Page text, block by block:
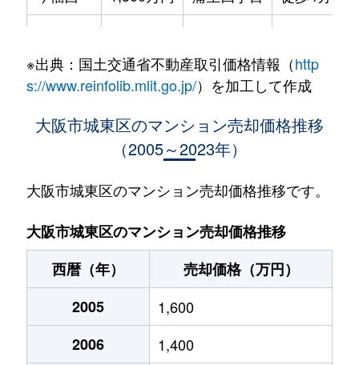
今福西
4,300万円 蒲生四丁目 徒歩3分
2,100万円 蒲生四丁目
今福西
1,900万円 蒲生四丁目 徒歩6分
今福西
1,600万円 蒲生四丁目 徒歩4分
今福西
1,700万円 蒲生四丁目 徒歩0分
今福西
2,000万円 蒲生四丁目
今福西
4,400万円 蒲生四丁目
※出典：国土交通省不動産取引価格情報（http
s://www.reinfolib.mlit.go.jp/）を加工して作成
大阪市城東区のマンション売却価格推移
（2005～2023年）
大阪市城東区のマンション売却価格推移です。
大阪市城東区のマンション売却価格推移
西暦（年）
売却価格（万円）
2005
1,600
2006
1,400